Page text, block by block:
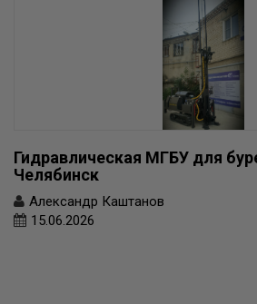
Гидравлическая МГБУ для
Челябинск
Александр Каштанов
15.06.2026